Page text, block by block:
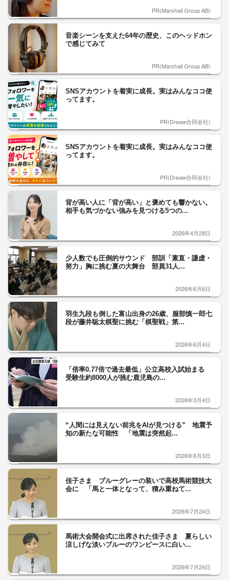
PR(Marshall Group AB)
音楽シーンを支えた64年の歴史、このヘッドホン
で感じてみて
PR(Marshall Group AB)
SNSアカウントを着実に成長。実はみんなココ使
ってます。
PR(Dreaw合同会社)
SNSアカウントを着実に成長。実はみんなココ使
ってます。
PR(Dreaw合同会社)
背が高い人に「背が高い」と褒めても響かない。
相手も気づかない強みを見つける5つの...
2026年4月28日
少人数でも圧倒的サウンド 部訓「素直・謙虚・
努力」胸に挑む夏の大舞台 部員31人...
2026年6月6日
羽生九段も倒した富山出身の26歳、服部慎一郎七
段が藤井聡太棋聖に挑む「棋聖戦」第...
2026年6月4日
「倍率0.77倍で過去最低」公立高校入試始まる
受験生約8000人が挑む鹿児島の...
2026年3月4日
“人間には見えない前兆をAIが見つける” 地震予
知の新たな可能性 「地震は突然起...
2026年8月3日
佳子さま ブルーグレーの装いで高校馬術競技大
会に 「馬と一体となって、積み重ねて...
2026年7月24日
馬術大会開会式に出席された佳子さま 夏らしい
涼しげな淡いブルーのワンピースに白い...
2026年7月24日